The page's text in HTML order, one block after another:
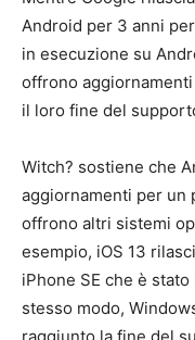
Android per 3 anni
in ​​esecuzione su
offrono
il loro fine del
Witch? sostiene che
aggiornamenti per un
offrono altri sistemi
esempio, iOS 13
iPhone SE che è
stesso modo,